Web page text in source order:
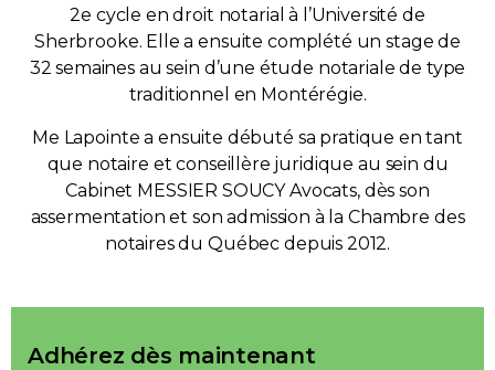
2e cycle en droit notarial à l’Université de
Sherbrooke. Elle a ensuite complété un stage de
32 semaines au sein d’une étude notariale de type
traditionnel en Montérégie.
Me Lapointe a ensuite débuté sa pratique en tant
que notaire et conseillère juridique au sein du
Cabinet MESSIER SOUCY Avocats, dès son
assermentation et son admission à la Chambre des
notaires du Québec depuis 2012.
Adhérez dès maintenant